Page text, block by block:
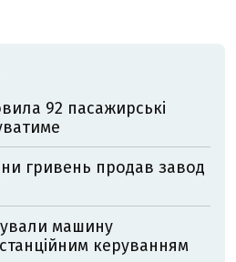
92 пасажирські
гривень продав завод
машину
керуванням